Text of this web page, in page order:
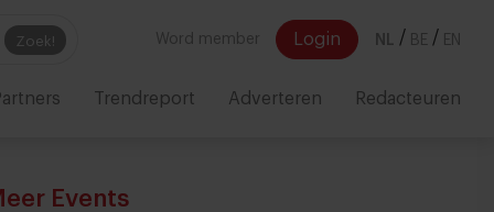
Zoek! Word member Login NL / BE / EN
Trendreport Adverteren Redacteuren
Events